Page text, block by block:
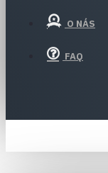
O NÁS
FAQ